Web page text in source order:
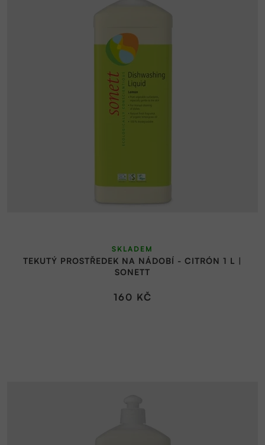
TEKUTÝ PROSTŘEDEK NA NÁDOBÍ - CITRÓN 1 L |
SONETT
SKLADEM
160 KČ